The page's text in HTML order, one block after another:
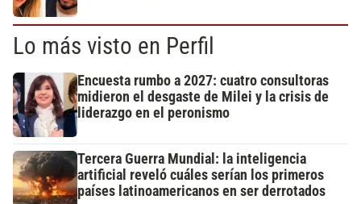
Lo más visto en Perfil
Encuesta rumbo a 2027: cuatro consultoras
midieron el desgaste de Milei y la crisis de
liderazgo en el peronismo
Tercera Guerra Mundial: la inteligencia
artificial reveló cuáles serían los primeros
países latinoamericanos en ser derrotados